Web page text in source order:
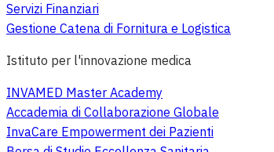
Servizi Finanziari
Gestione Catena di Fornitura e Logistica
Istituto per l'innovazione medica
INVAMED Master Academy
Accademia di Collaborazione Globale
InvaCare Empowerment dei Pazienti